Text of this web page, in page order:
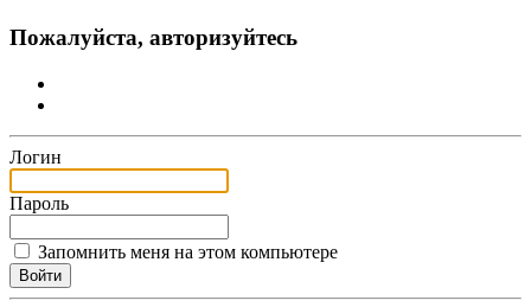
Пожалуйста, авторизуйтесь
Логин
Пароль
Запомнить меня на этом компьютере